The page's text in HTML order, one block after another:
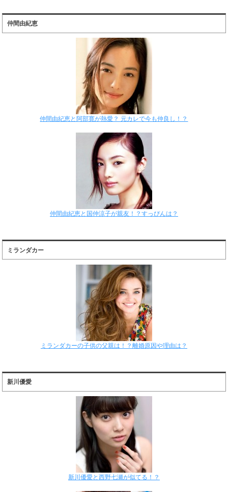
仲間由紀恵
仲間由紀恵と阿部寛が熱愛？ 元カレで今も仲良し！？
仲間由紀恵と国仲涼子が親友！？すっぴんは？
ミランダカー
ミランダカーの子供の父親は！？離婚原因や理由は？
新川優愛
新川優愛と西野七瀬が似てる！？